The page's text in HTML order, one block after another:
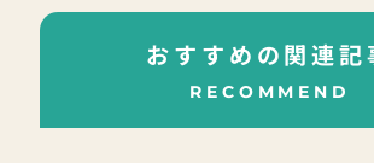
おすすめの関連記
RECOMMEND